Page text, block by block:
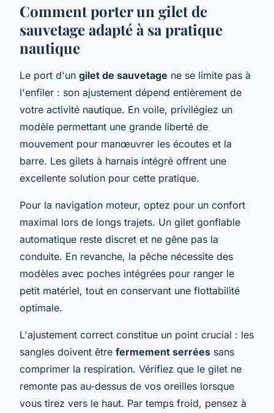
Comment porter un gilet de
sauvetage adapté à sa pratique
nautique
Le port d'un gilet de sauvetage ne se limite pas à
l'enfiler : son ajustement dépend entièrement de
votre activité nautique. En voile, privilégiez un
modèle permettant une grande liberté de
mouvement pour manœuvrer les écoutes et la
barre. Les gilets à harnais intégré offrent une
excellente solution pour cette pratique.
Pour la navigation moteur, optez pour un confort
maximal lors de longs trajets. Un gilet gonflable
automatique reste discret et ne gêne pas la
conduite. En revanche, la pêche nécessite des
modèles avec poches intégrées pour ranger le
petit matériel, tout en conservant une flottabilité
optimale.
L'ajustement correct constitue un point crucial : les
sangles doivent être fermement serrées sans
comprimer la respiration. Vérifiez que le gilet ne
remonte pas au-dessus de vos oreilles lorsque
vous tirez vers le haut. Par temps froid, pensez à